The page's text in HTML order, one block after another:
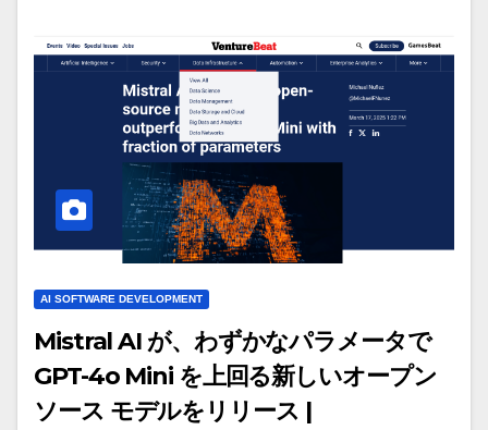
AI SOFTWARE DEVELOPMENT
Mistral AI が、わずかなパラメータで
GPT-4o Mini を上回る新しいオープン
ソース モデルをリリース |